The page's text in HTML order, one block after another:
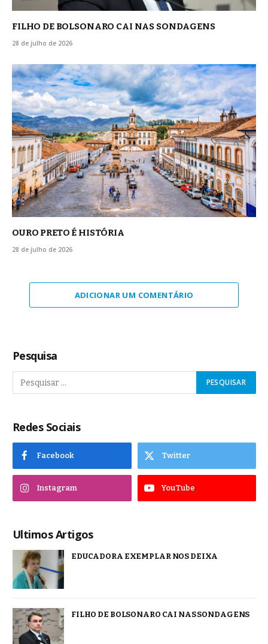
FILHO DE BOLSONARO CAI NAS SONDAGENS
28 de julho de 2026
OURO PRETO É HISTÓRIA
28 de julho de 2026
ADICIONAR UM COMENTÁRIO
Pesquisa
Redes Sociais
Facebook Twitter
Instagram YouTube
Ultimos Artigos
EDUCADORA EXEMPLAR NOS DEIXA
FILHO DE BOLSONARO CAI NAS SONDAGENS